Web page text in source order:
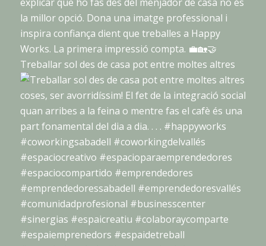
Treballar sol des de casa pot entre moltes altres